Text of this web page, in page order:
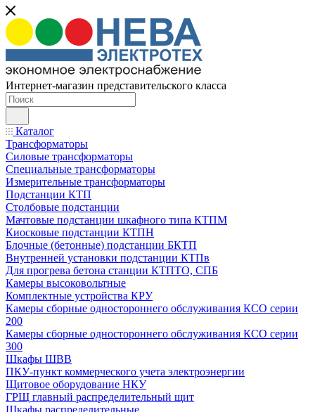
Интернет-магазин представительского класса
Каталог
Трансформаторы
Силовые трансформаторы
Специальные трансформаторы
Измерительные трансформаторы
Подстанции КТП
Столбовые подстанции
Мачтовые подстанции шкафного типа КТПМ
Киосковые подстанции КТПН
Блочные (бетонные) подстанции БКТП
Внутренней установки подстанции КТПв
Для прогрева бетона станции КТПТО, СПБ
Камеры высоковольтные
Комплектные устройства КРУ
Камеры сборные одностороннего обслуживания КСО серии
200
Камеры сборные одностороннего обслуживания КСО серии
300
Шкафы ШВВ
ПКУ-пункт коммерческого учета электроэнергии
Щитовое оборудование НКУ
ГРЩ главный распределительный щит
Шкафы распределительные